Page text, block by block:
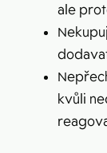
ale
kvůli